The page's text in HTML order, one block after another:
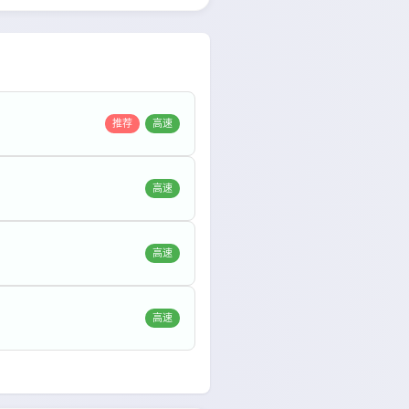
推荐 高速
高速
高速
高速